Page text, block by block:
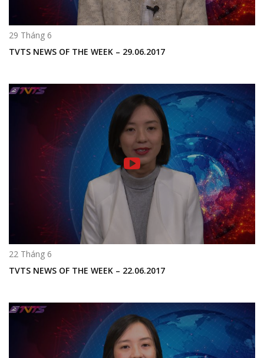
29 Tháng 6
TVTS NEWS OF THE WEEK – 29.06.2017
22 Tháng 6
TVTS NEWS OF THE WEEK – 22.06.2017